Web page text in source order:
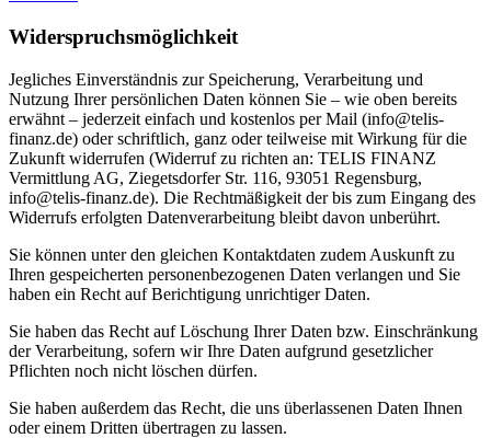
Widerspruchsmöglichkeit
Jegliches Einverständnis zur Speicherung, Verarbeitung und
Nutzung Ihrer persönlichen Daten können Sie – wie oben bereits
erwähnt – jederzeit einfach und kostenlos per Mail (info@telis-
finanz.de) oder schriftlich, ganz oder teilweise mit Wirkung für die
Zukunft widerrufen (Widerruf zu richten an: TELIS FINANZ
Vermittlung AG, Ziegetsdorfer Str. 116, 93051 Regensburg,
info@telis-finanz.de). Die Rechtmäßigkeit der bis zum Eingang des
Widerrufs erfolgten Datenverarbeitung bleibt davon unberührt.
Sie können unter den gleichen Kontaktdaten zudem Auskunft zu
Ihren gespeicherten personenbezogenen Daten verlangen und Sie
haben ein Recht auf Berichtigung unrichtiger Daten.
Sie haben das Recht auf Löschung Ihrer Daten bzw. Einschränkung
der Verarbeitung, sofern wir Ihre Daten aufgrund gesetzlicher
Pflichten noch nicht löschen dürfen.
Sie haben außerdem das Recht, die uns überlassenen Daten Ihnen
oder einem Dritten übertragen zu lassen.